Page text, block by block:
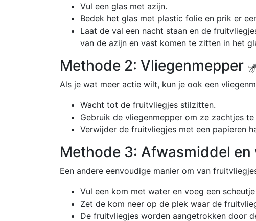
Vul een glas met azijn.
Bedek het glas met plastic folie en prik er
Laat de val een nacht staan en de
van de azijn en vast komen te zitten in het
Methode 2: Vliegenmepper
Als je wat meer actie wilt, kun je ook een
Wacht tot de fruitvliegjes stilzitten.
Gebruik de vliegenmepper om ze zachtjes te
Verwijder de fruitvliegjes met een papieren
Methode 3: Afwasmiddel
Een andere eenvoudige manier om van
Vul een kom met water en voeg een
Zet de kom neer op de plek waar de
De fruitvliegjes worden aangetrokken door